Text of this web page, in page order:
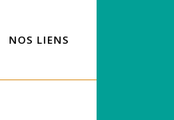
NOS LIENS